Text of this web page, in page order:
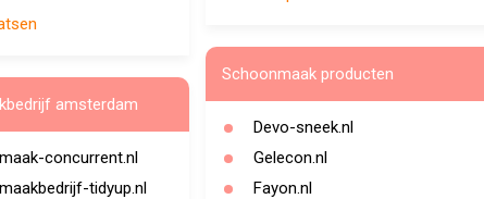
amsterdam
concurrent.nl
tidyup.nl
Schoonmaak producten
Devo-sneek.nl
Gelecon.nl
Fayon.nl